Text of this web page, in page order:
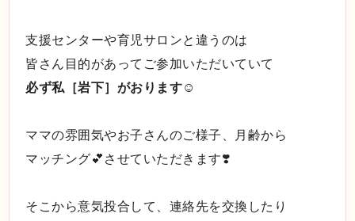
支援センターや育児サロンと違うのは
皆さん目的があってご参加いただいていて
必ず私［岩下］がおります☺️
ママの雰囲気やお子さんのご様子、月齢から
マッチング💕させていただきます❣️
そこから意気投合して、連絡先を交換したり